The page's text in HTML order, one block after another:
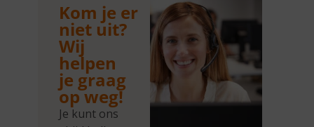
Kom je er
niet uit?
Wij
helpen
je graag
op weg!
Je kunt ons